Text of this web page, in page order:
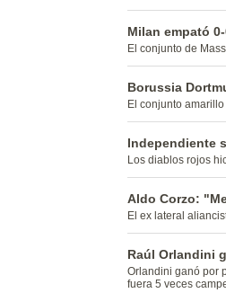
Milan empató
El conjunto de
Borussia
El conjunto
Independiente
Los diablos rojos
Aldo Corzo:
El ex lateral
Raúl Orlandini
Orlandini ganó por
fuera 5 veces